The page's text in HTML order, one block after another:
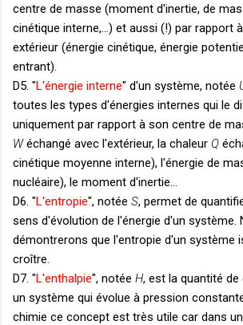
centre de masse (moment d'inertie, de
cinétique interne,...) et aussi (!) par rapport
extérieur (énergie cinétique, énergie
entrant).
D5. "L'énergie interne" d'un système, notée
toutes les types d'énergies internes qui le
uniquement par rapport à son centre de
Wéchangé avec l'extérieur, la chaleur Q
cinétique moyenne interne), l'énergie de
nucléaire), le moment d'inertie...
D6. "L'entropie", notée S, permet de
sens d'évolution de l'énergie d'un système.
démontrerons que l'entropie d'un système
croître.
D7. "L'enthalpie", notée H, est la quantité de
un système qui évolue à pression
chimie ce concept est très utile car dans